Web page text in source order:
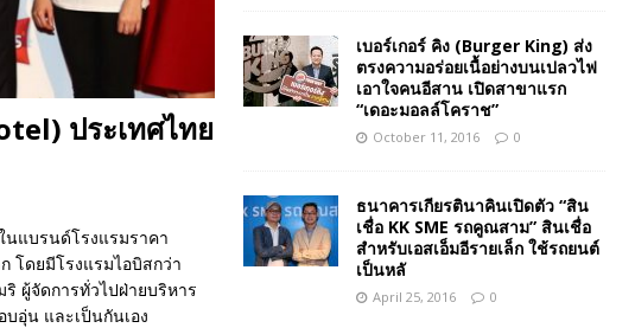
ประเทศไทย
นแบรนด์โรงแรมราคา
โดยมีโรงแรมไอบิสกว่า
ผู้จัดการทั่วไปฝ่ายบริหาร
บอุ่น และเป็นกันเอง
เบอร์เกอร์ คิง (Burger King) ส่ง
ตรงความอร่อยเนื้อย่างบนเปลวไฟ
เอาใจคนอีสาน เปิดสาขาแรก
“เดอะมอลล์โคราช”
October 11, 2016 0
ธนาคารเกียรตินาคินเปิดตัว “สิน
เชื่อ KK SME รถคูณสาม” สินเชื่อ
สำหรับเอสเอ็มอีรายเล็ก ใช้รถยนต์
เป็นหลั
April 25, 2016 0